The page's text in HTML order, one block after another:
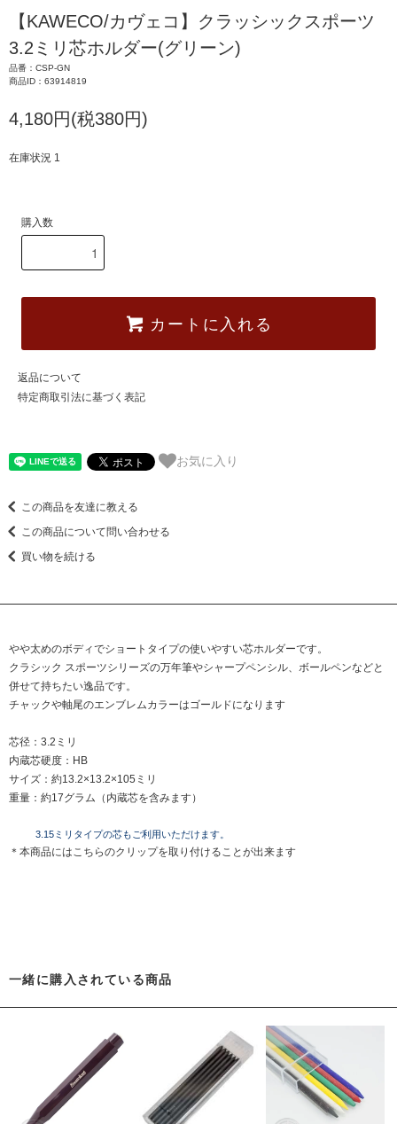
【KAWECO/カヴェコ】クラッシックスポーツ
3.2ミリ芯ホルダー(グリーン)
品番：CSP-GN
商品ID：63914819
4,180円(税380円)
在庫状況 1
購入数
カートに入れる
返品について
特定商取引法に基づく表記
お気に入り
この商品を友達に教える
この商品について問い合わせる
買い物を続ける
やや太めのボディでショートタイプの使いやすい芯ホルダーです。
クラシック スポーツシリーズの万年筆やシャープペンシル、ボールペンなどと
併せて持ちたい逸品です。
チャックや軸尾のエンブレムカラーはゴールドになります
芯径：3.2ミリ
内蔵芯硬度：HB
サイズ：約13.2×13.2×105ミリ
重量：約17グラム（内蔵芯を含みます）
3.15ミリタイプの芯もご利用いただけます。
＊本商品にはこちらのクリップを取り付けることが出来ます
一緒に購入されている商品